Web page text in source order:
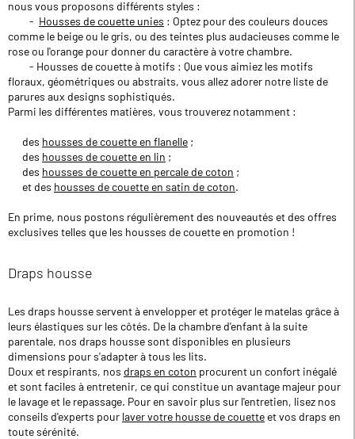
nous vous proposons différents styles :
- Housses de couette unies : Optez pour des couleurs douces
comme le beige ou le gris, ou des teintes plus audacieuses comme le
rose ou l'orange pour donner du caractère à votre chambre.
- Housses de couette à motifs : Que vous aimiez les motifs
floraux, géométriques ou abstraits, vous allez adorer notre liste de
parures aux designs sophistiqués.
Parmi les différentes matières, vous trouverez notamment :
des housses de couette en flanelle ;
des housses de couette en lin ;
des housses de couette en percale de coton ;
et des housses de couette en satin de coton.
En prime, nous postons régulièrement des nouveautés et des offres
exclusives telles que les housses de couette en promotion !
Draps housse
Les draps housse servent à envelopper et protéger le matelas grâce à
leurs élastiques sur les côtés. De la chambre d'enfant à la suite
parentale, nos draps housse sont disponibles en plusieurs
dimensions pour s'adapter à tous les lits.
Doux et respirants, nos draps en coton procurent un confort inégalé
et sont faciles à entretenir, ce qui constitue un avantage majeur pour
le lavage et le repassage. Pour en savoir plus sur l'entretien, lisez nos
conseils d'experts pour laver votre housse de couette et vos draps en
toute sérénité.